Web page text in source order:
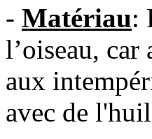
- Matériau:
l’oiseau,
aux
avec de